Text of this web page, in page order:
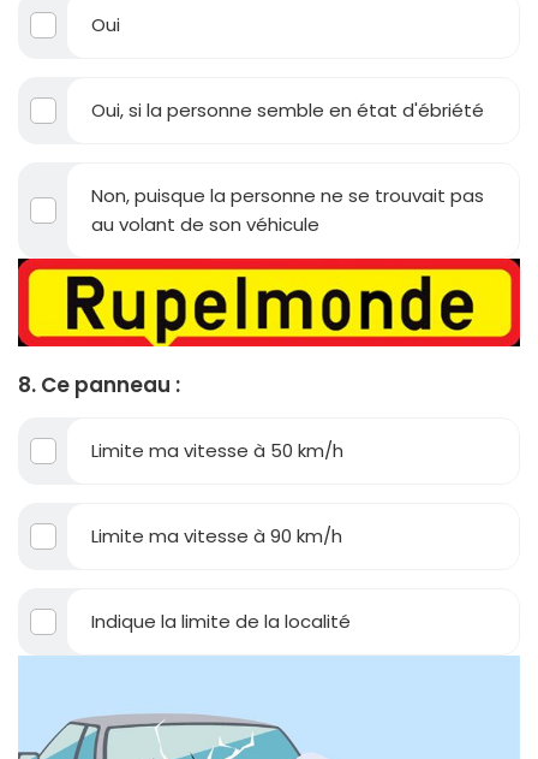
Oui
Oui, si la personne semble en état d'ébriété
Non, puisque la personne ne se trouvait pas
au volant de son véhicule
8. Ce panneau :
Limite ma vitesse à 50 km/h
Limite ma vitesse à 90 km/h
Indique la limite de la localité